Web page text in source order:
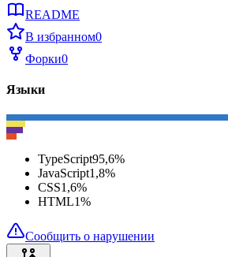
README
В избранном0
Форки0
Языки
TypeScript95,6%
JavaScript1,8%
CSS1,6%
HTML1%
Сообщить о нарушении